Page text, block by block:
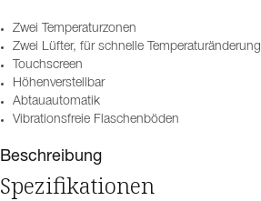
Zwei Temperaturzonen
Zwei Lüfter, für schnelle Temperaturänderung
Touchscreen
Höhenverstellbar
Abtauautomatik
Vibrationsfreie Flaschenböden
Beschreibung
Spezifikationen